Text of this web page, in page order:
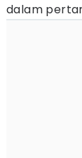
dalam